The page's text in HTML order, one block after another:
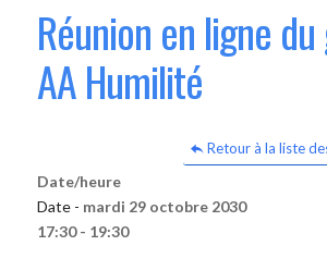
Réunion en ligne
AA Humilité
Retour à la liste
Date/heure
Date - mardi 29 octobre 2030
17:30 - 19:30